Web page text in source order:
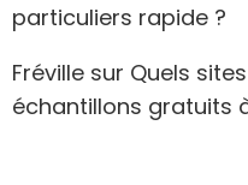
particuliers rapide ?
Fréville sur Quels
échantillons gratuits